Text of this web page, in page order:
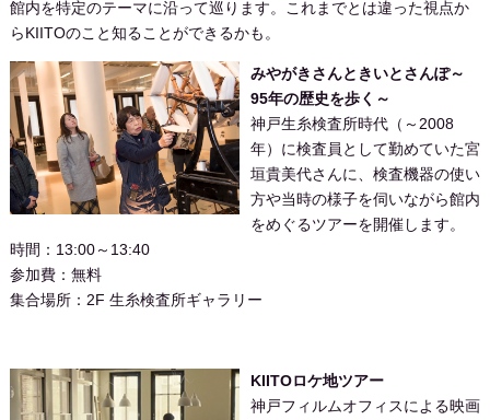
館内を特定のテーマに沿って巡ります。これまでとは違った視点か
らKIITOのこと知ることができるかも。
みやがきさんときいとさんぽ～
95年の歴史を歩く～
神戸生糸検査所時代（～2008
年）に検査員として勤めていた宮
垣貴美代さんに、検査機器の使い
方や当時の様子を伺いながら館内
をめぐるツアーを開催します。
時間：13:00～13:40
参加費：無料
集合場所：2F 生糸検査所ギャラリー
KIITOロケ地ツアー
神戸フィルムオフィスによる映画